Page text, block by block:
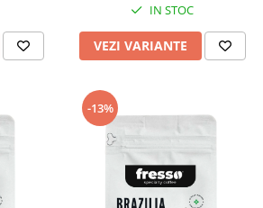
IN STOC
VEZI VARIANTE
-13%